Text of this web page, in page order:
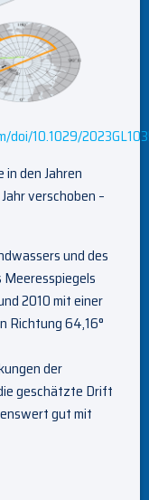
doi/10.1029/
den Jahren
verschoben –
und des
2010 mit einer
Richtung 64,16°
der
geschätzte Drift
gut mit